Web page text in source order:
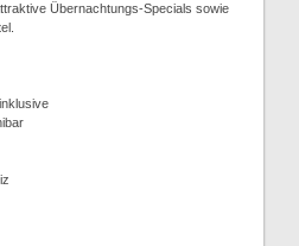
Übernachtungs-Specials sowie